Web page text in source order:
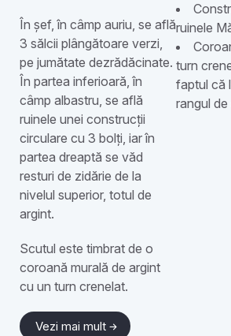
În șef, în câmp auriu, se află
3 sălcii plângătoare verzi,
pe jumătate dezrădăcinate.
În partea inferioară, în
câmp albastru, se află
ruinele unei construcții
circulare cu 3 bolți, iar în
partea dreaptă se văd
resturi de zidărie de la
nivelul superior, totul de
argint.
Scutul este timbrat de o
coroană murală de argint
cu un turn crenelat.
ruinele
turn
faptul că
rangul
Vezi mai mult